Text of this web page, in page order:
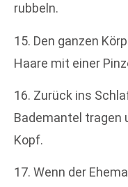
rubbeln.
15. Den ganzen
Haare mit einer
16. Zurück ins
Bademantel tragen
Kopf.
17. Wenn der